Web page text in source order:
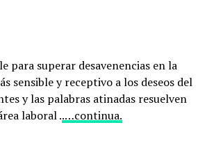
para superar desavenencias en la
sensible y receptivo a los deseos del
y las palabras atinadas resuelven
laboral ..…continua.